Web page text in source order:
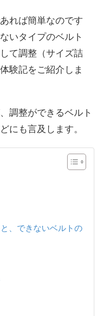
れば簡単なのです
いタイプのベルト
て調整（サイズ詰
験記をご紹介しま
調整ができるベルト
にも言及します。
、できないベルトの